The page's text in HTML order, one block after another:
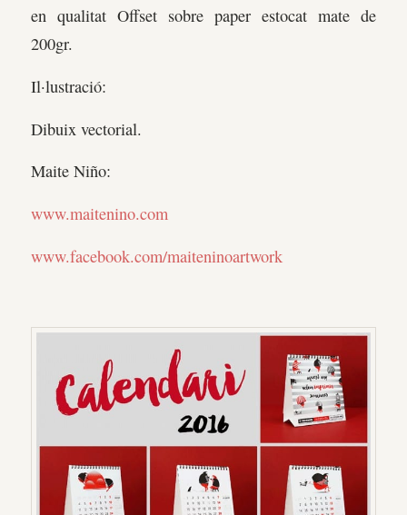
en qualitat Offset sobre paper estocat mate de
200gr.
Il·lustració:
Dibuix vectorial.
Maite Niño:
www.maitenino.com
www.facebook.com/maiteninoartwork